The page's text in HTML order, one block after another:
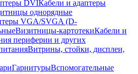
DVIКабели и адаптеры
однорядные
VGA/SVGA (D-
Визитницы-картотекиКабели и
периферии и других
Витрины, стойки, дисплеи,
ГарнитурыВспомогательные